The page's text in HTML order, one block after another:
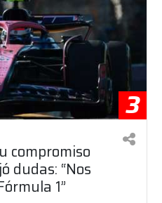
3
compromiso
dudas: “Nos
1”